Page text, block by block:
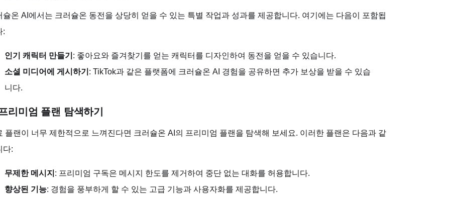
슐온 AI에서는 크러슐온 동전을 상당히 얻을 수 있는 특별 작업과 성과를 제공합니다. 여기에는 다음이 포함됩
:
인기 캐릭터 만들기 : 좋아요와 즐겨찾기를 얻는 캐릭터를 디자인하여 동전을 얻을 수 있습니다.
소셜 미디어에 게시하기 : TikTok과 같은 플랫폼에 크러슐온 AI 경험을 공유하면 추가 보상을 받을 수 있습
니다.
리미엄 플랜 탐색하기
플랜이 너무 제한적으로 느껴진다면 크러슐온 AI의 프리미엄 플랜을 탐색해 보세요. 이러한 플랜은 다음과 같
다:
무제한 메시지 : 프리미엄 구독은 메시지 한도를 제거하여 중단 없는 대화를 허용합니다.
향상된 기능: 경험을 풍부하게 할 수 있는 고급 기능과 사용자화를 제공합니다.